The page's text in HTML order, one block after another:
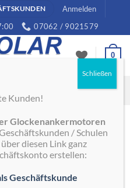
Anmelden
07062 / 9021579
0
/ Getriebe 06/1 - 38/3
Kunden!
Glockenankermotoren
/ Schulen
diesen Link ganz
erstellen:
Geschäftskunde